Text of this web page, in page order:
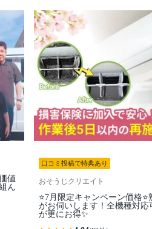
値
ん
口コミ投稿で特典あり
おそうじクリエイト
⭐7月限定キャンペーン価格
がお伺いします！全機種対応
が更にお得✨